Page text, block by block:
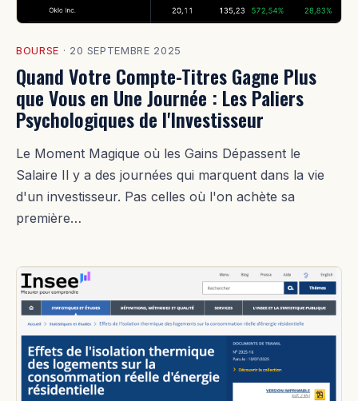
BOURSE · 20 SEPTEMBRE 2025
Quand Votre Compte-Titres Gagne Plus
que Vous en Une Journée : Les Paliers
Psychologiques de l'Investisseur
Le Moment Magique où les Gains Dépassent le
Salaire Il y a des journées qui marquent dans la vie
d'un investisseur. Pas celles où l'on achète sa
première…